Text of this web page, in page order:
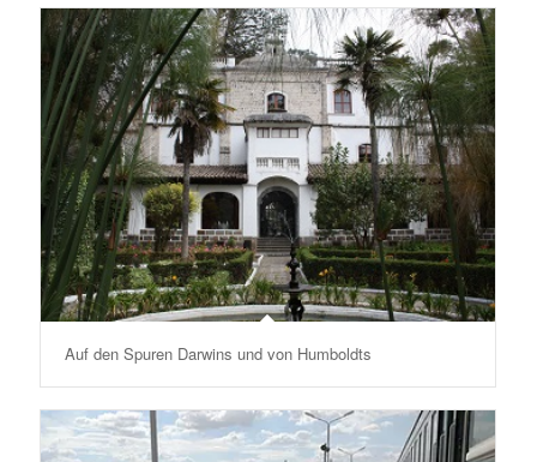
Auf den Spuren Darwins und von Humboldts